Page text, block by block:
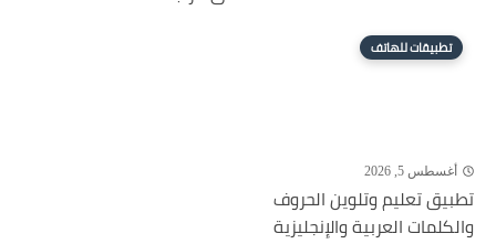
تطبيقات للهاتف
أغسطس 5, 2026
تطبيق تعليم وتلوين الحروف
والكلمات العربية والإنجليزية